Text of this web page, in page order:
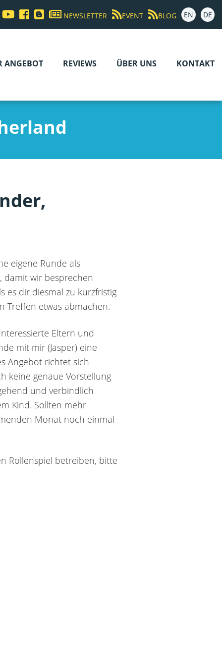
NEWSLETTER EVENT BLOG EN DE
ANGEBOT REVIEWS ÜBER UNS KONTAKT
eigene Runde als
damit wir besprechen
es dir diesmal zu kurzfristig
Treffen etwas abmachen.
Eltern und
mit mir (Jasper) eine
Angebot richtet sich
keine genaue Vorstellung
und verbindlich
Kind. Sollten mehr
Monat noch einmal
Rollenspiel betreiben, bitte